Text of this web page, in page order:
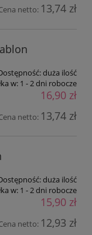
netto: 13,74 zł
duża ilość
w: 1 - 2 dni robocze
16,90 zł
netto: 13,74 zł
duża ilość
w: 1 - 2 dni robocze
15,90 zł
netto: 12,93 zł